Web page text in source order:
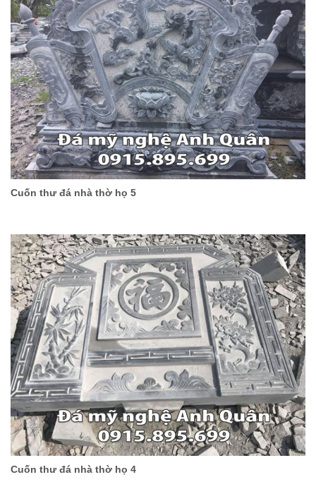
Cuốn thư đá nhà thờ họ 5
Cuốn thư đá nhà thờ họ 4